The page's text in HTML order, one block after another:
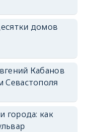
домов
Кабанов
Севастополя
города: как